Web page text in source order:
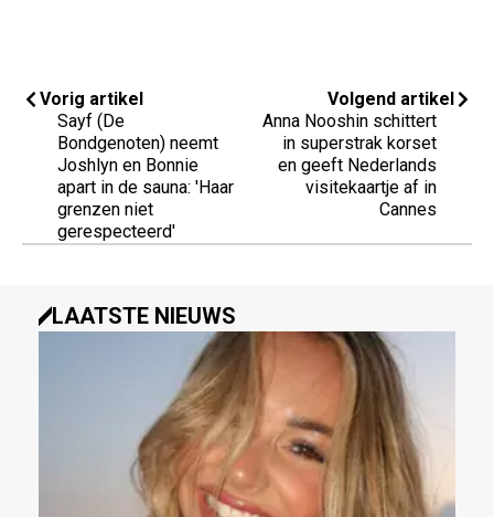
Vorig artikel
Sayf (De
Bondgenoten) neemt
Joshlyn en Bonnie
apart in de sauna: 'Haar
grenzen niet
gerespecteerd'
Volgend artikel
Anna Nooshin schittert
in superstrak korset
en geeft Nederlands
visitekaartje af in
Cannes
LAATSTE NIEUWS